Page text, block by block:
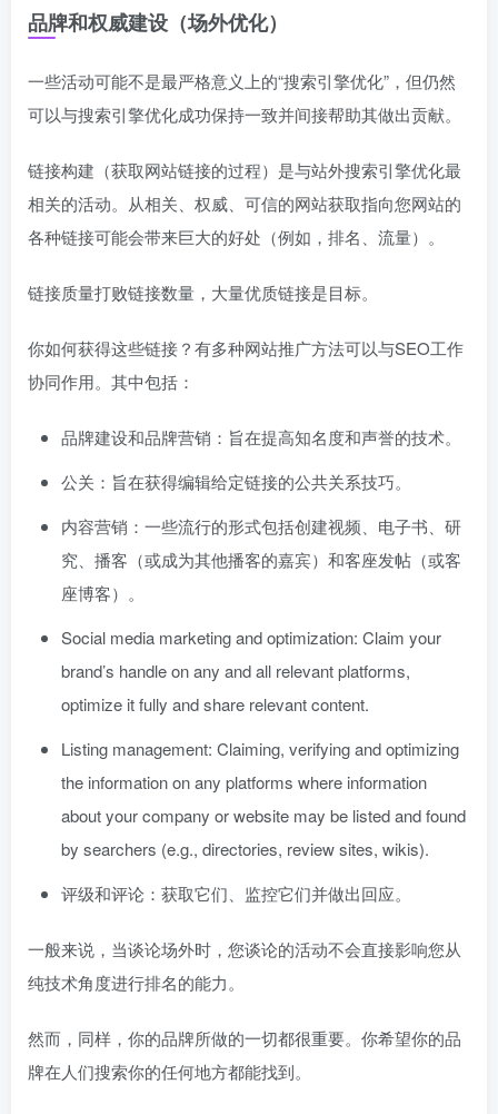
品牌和权威建设（场外优化）
一些活动可能不是最严格意义上的“搜索引擎优化”，但仍然
可以与搜索引擎优化成功保持一致并间接帮助其做出贡献。
链接构建（获取网站链接的过程）是与站外搜索引擎优化最
相关的活动。从相关、权威、可信的网站获取指向您网站的
各种链接可能会带来巨大的好处（例如，排名、流量）。
链接质量打败链接数量，大量优质链接是目标。
你如何获得这些链接？有多种网站推广方法可以与SEO工作
协同作用。其中包括：
品牌建设和品牌营销：旨在提高知名度和声誉的技术。
公关：旨在获得编辑给定链接的公共关系技巧。
内容营销：一些流行的形式包括创建视频、电子书、研
究、播客（或成为其他播客的嘉宾）和客座发帖（或客
座博客）。
Social media marketing and optimization: Claim your
brand’s handle on any and all relevant platforms,
optimize it fully and share relevant content.
Listing management: Claiming, verifying and optimizing
the information on any platforms where information
about your company or website may be listed and found
by searchers (e.g., directories, review sites, wikis).
评级和评论：获取它们、监控它们并做出回应。
一般来说，当谈论场外时，您谈论的活动不会直接影响您从
纯技术角度进行排名的能力。
然而，同样，你的品牌所做的一切都很重要。你希望你的品
牌在人们搜索你的任何地方都能找到。